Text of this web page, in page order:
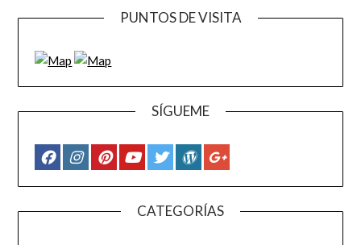
PUNTOS DE VISITA
SÍGUEME
CATEGORÍAS